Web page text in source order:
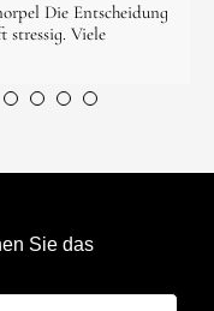
Die Entscheidung
stressig. Viele
Sie das